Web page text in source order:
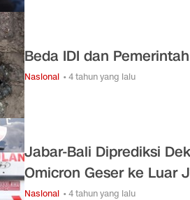
Beda IDI dan
Nasional • 4 tahun yang lalu
Jabar-Bali Diprediksi
Omicron Geser ke Luar
Nasional • 4 tahun yang lalu